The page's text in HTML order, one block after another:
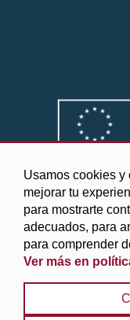
Usamos cookies y
mejorar tu
para mostrarte
adecuados, para
para comprender
Ver más en
Aviso legal y